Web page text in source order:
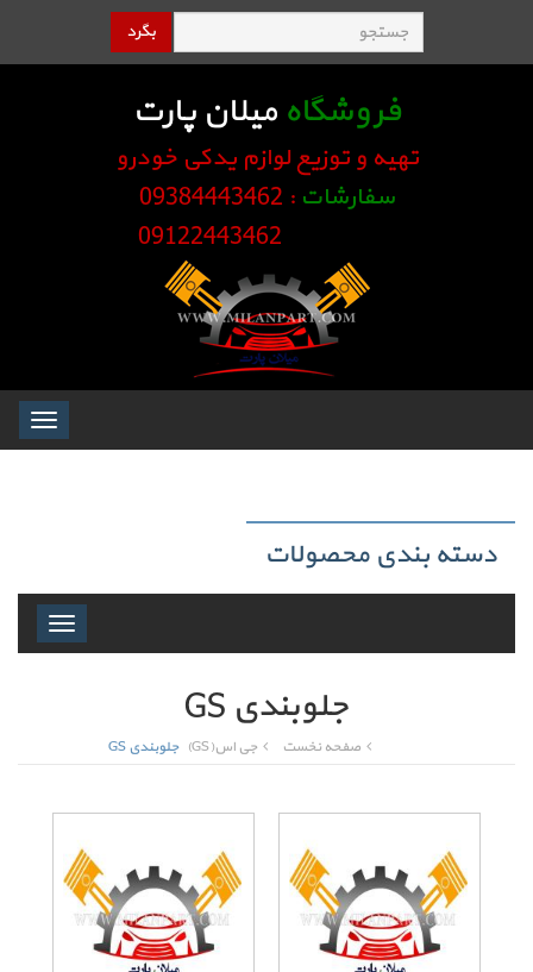
بگرد
فروشگاه میلان پارت
تهیه و توزیع لوازم یدکی خودرو
سفارشات : 09384443462
Toggle
دسته بندی محصولات
Toggle
جلوبندی GS
صفحه نخست جی اس(GS) جلوبندی GS